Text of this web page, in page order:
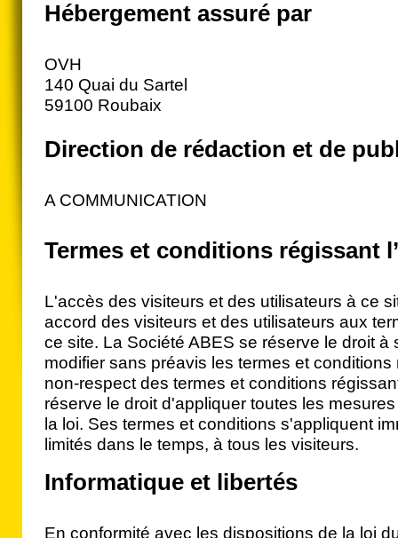
Hébergement assuré par
OVH
140 Quai du Sartel
59100 Roubaix
Direction de rédaction et de
A COMMUNICATION
Termes et conditions régissant
L'accès des visiteurs et des utilisateurs à ce
accord des visiteurs et des utilisateurs aux
ce site. La Société ABES se réserve le droit à
modifier sans préavis les termes et
non-respect des termes et conditions
réserve le droit d'appliquer toutes les
la loi. Ses termes et conditions s'appliquent
limités dans le temps, à tous les visiteurs.
Informatique et libertés
En conformité avec les dispositions de la loi